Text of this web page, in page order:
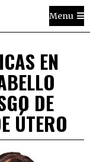
Menu
EN
DE
ÚTERO